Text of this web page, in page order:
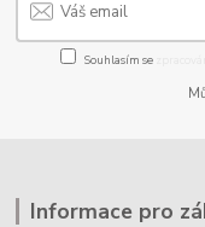
Souhlasím se
Informace pro